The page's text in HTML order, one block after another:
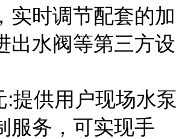
实时调节配套的加
出水阀等第三方设
:提供用户现场水泵
服务，可实现手